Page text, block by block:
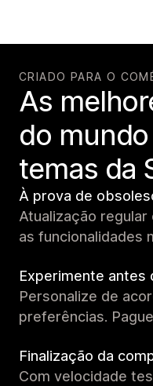
CRIADO PARA O
As
do
temas da
À prova de
Atualização
as funcionalidades
Experimente antes
Personalize de
preferências.
Finalização da
Com velocidade